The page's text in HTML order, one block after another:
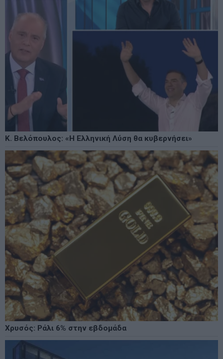
Κ. Βελόπουλος: «Η Ελληνική Λύση θα κυβερνήσει»
Χρυσός: Ράλι 6% στην εβδομάδα